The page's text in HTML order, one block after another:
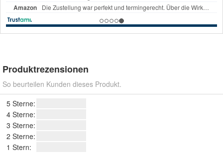
Produktrezensionen
So beurteilen Kunden dieses Produkt.
5 Sterne:
4 Sterne:
3 Sterne:
2 Sterne:
1 Stern: